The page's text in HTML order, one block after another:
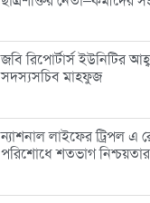
জবি রিপোর্টার্স ইউনিটির
সদস্যসচিব মাহফুজ
ন্যাশনাল লাইফের ট্রিপল এ
পরিশোধে শতভাগ